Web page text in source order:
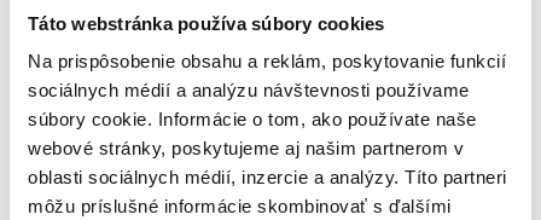
Táto webstránka používa súbory cookies
Na prispôsobenie obsahu a reklám, poskytovanie funkcií
sociálnych médií a analýzu návštevnosti používame
súbory cookie. Informácie o tom, ako používate naše
webové stránky, poskytujeme aj našim partnerom v
oblasti sociálnych médií, inzercie a analýzy. Títo partneri
môžu príslušné informácie skombinovať s ďalšími
inštitúciami vysokoškolského
vzdelávania, strednými školami a
súkromným sektorom, ktorá je
financovaná z Nórskych grantov a
štátneho rozpočtu Slovenskej republiky
a ktorej cieľom je podpora rozvoja
spolupráce medzi vysokými školami,